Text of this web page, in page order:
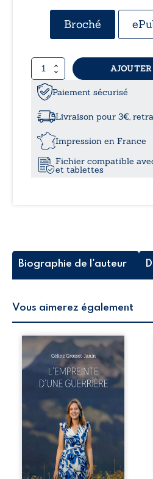
Broché
quantité
de
DesprogesPaiement sécurisé
Livraison pour 3€,
Impression en France
Fichier compatible
et tablettes
Biographie de l'auteur
Vous aimerez également
Que reste-t-il de
l’enfance lorsque
la maladie impose
ses propres règles
? L’empreinte
d’une guerrière
livre, sans détour,
le récit d’un
quotidien
bouleversé par la
maladie
chronique,
l’errance médicale